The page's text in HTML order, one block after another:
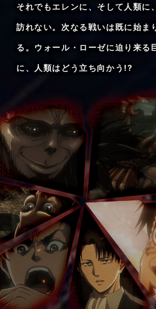
それでもエレンに、そして人類に
訪れない。次なる戦いは既に始ま
る。ウォール・ローゼに迫り来る
に、人類はどう立ち向かう!?